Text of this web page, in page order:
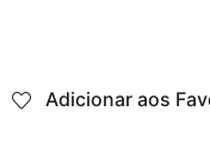
Adicionar aos